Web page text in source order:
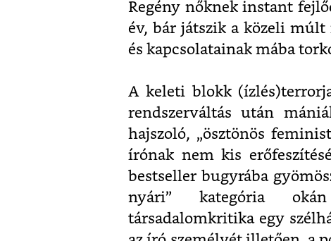
Regény nőknek instant
év, bár játszik a közeli múlt
és kapcsolatainak mába
A keleti blokk
rendszerváltás után
hajszoló, „ösztönös
írónak nem kis
bestseller bugyrába
nyári” kategória
társadalomkritika egy